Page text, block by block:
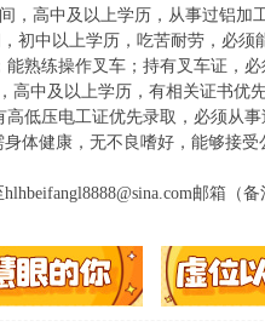
，高中及以上学历，从事过铝加
初中以上学历，吃苦耐劳，必须
熟练操作叉车；持有叉车证，
高中及以上学历，有相关证书优
低压电工证优先录取，必须从
体健康，无不良嗜好，能够接受
hlhbeifangl8888@sina.com邮箱（